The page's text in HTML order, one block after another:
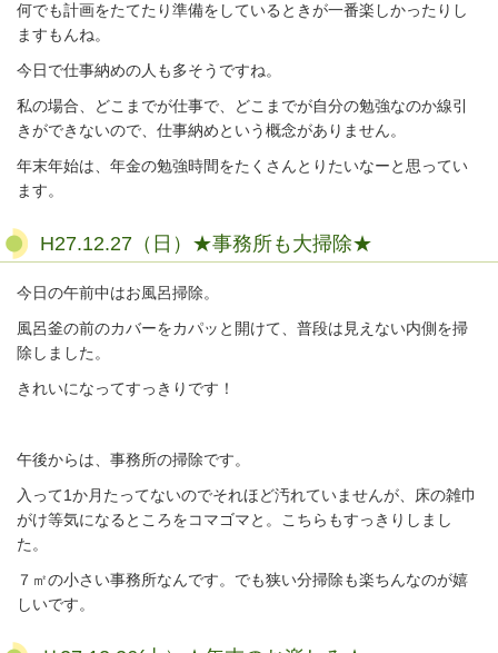
何でも計画をたてたり準備をしているときが一番楽しかったりし
ますもんね。
今日で仕事納めの人も多そうですね。
私の場合、どこまでが仕事で、どこまでが自分の勉強なのか線引
きができないので、仕事納めという概念がありません。
年末年始は、年金の勉強時間をたくさんとりたいなーと思ってい
ます。
H27.12.27（日）★事務所も大掃除★
今日の午前中はお風呂掃除。
風呂釜の前のカバーをカパッと開けて、普段は見えない内側を掃
除しました。
きれいになってすっきりです！
午後からは、事務所の掃除です。
入って1か月たってないのでそれほど汚れていませんが、床の雑巾
がけ等気になるところをコマゴマと。 こちらもすっきりしまし
た。
７㎡の小さい事務所なんです。でも狭い分掃除も楽ちんなのが嬉
しいです。